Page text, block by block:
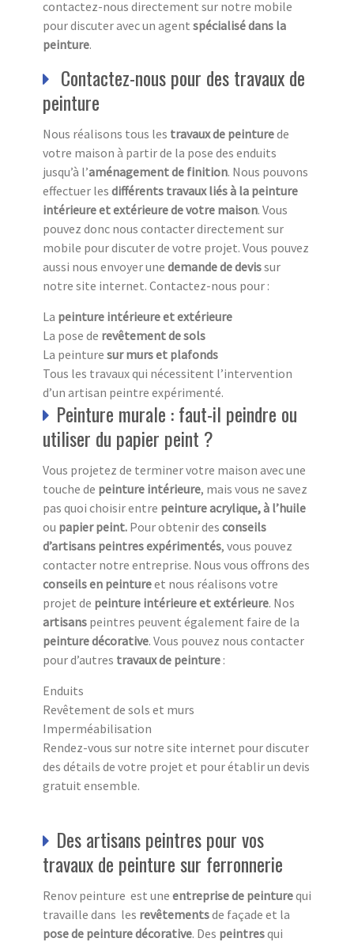
contactez-nous directement sur notre mobile
pour discuter avec un agent spécialisé dans la
peinture.
Contactez-nous pour des travaux de
peinture
Nous réalisons tous les travaux de peinturede
votre maison à partir de la pose des enduits
jusqu’à l’aménagement de finition. Nous pouvons
effectuer les différents travaux liés à la peinture
intérieure et extérieure de votre maison. Vous
pouvez donc nous contacter directement sur
mobile pour discuter de votre projet. Vous pouvez
aussi nous envoyer une demande de devissur
notre site internet. Contactez-nous pour :
La peinture intérieure et extérieure
La pose de revêtement de sols
La peinture sur murs et plafonds
Tous les travaux qui nécessitent l’intervention
d’un artisan peintre expérimenté.
Peinture murale : faut-il peindre ou
utiliser du papier peint ?
Vous projetez de terminer votre maison avec une
touche de peinture intérieure, mais vous ne savez
pas quoi choisir entre peinture acrylique, à l’huile
ou papier peint. Pour obtenir des conseils
d’artisans peintres expérimentés, vous pouvez
contacter notre entreprise. Nous vous offrons des
conseils en peintureet nous réalisons votre
projet de peinture intérieure et extérieure. Nos
artisans peintres peuvent également faire de la
peinture décorative. Vous pouvez nous contacter
pour d’autres travaux de peinture :
Enduits
Revêtement de sols et murs
Imperméabilisation
Rendez-vous sur notre site internet pour discuter
des détails de votre projet et pour établir un devis
gratuit ensemble.
Des artisans peintres pour vos
travaux de peinture sur ferronnerie
Renov peinture est une entreprise de peinturequi
travaille dans les revêtementsde façade et la
pose de peinture décorative. Des peintresqui